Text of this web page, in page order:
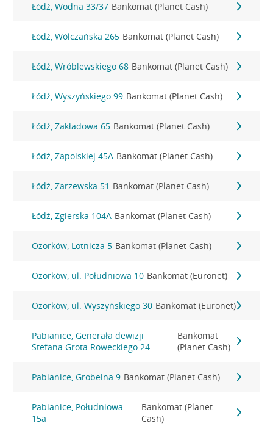
Łódź, Wodna 33/37 Bankomat (Planet Cash)
Łódź, Wólczańska 265 Bankomat (Planet Cash)
Łódź, Wróblewskiego 68 Bankomat (Planet Cash)
Łódź, Wyszyńskiego 99 Bankomat (Planet Cash)
Łódź, Zakładowa 65 Bankomat (Planet Cash)
Łódź, Zapolskiej 45A Bankomat (Planet Cash)
Łódź, Zarzewska 51 Bankomat (Planet Cash)
Łódź, Zgierska 104A Bankomat (Planet Cash)
Ozorków, Lotnicza 5 Bankomat (Planet Cash)
Ozorków, ul. Południowa 10 Bankomat (Euronet)
Ozorków, ul. Wyszyńskiego 30 Bankomat (Euronet)
Pabianice, Generała dewizji
Stefana Grota Roweckiego 24
Bankomat
(Planet Cash)
Pabianice, Grobelna 9 Bankomat (Planet Cash)
Pabianice, Południowa
15a
Bankomat (Planet
Cash)